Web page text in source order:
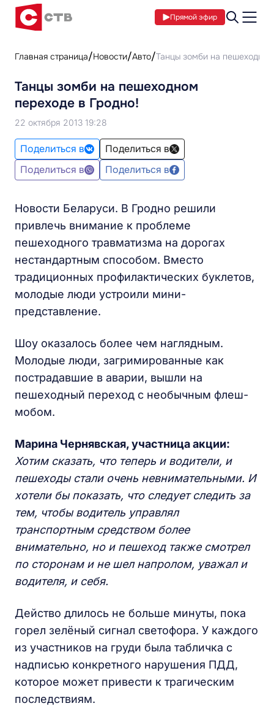
Прямой эфир
Главная страница Новости Авто Танцы зомби на
Танцы зомби на пешеходном
переходе в Гродно!
22 октября 2013 19:28
Поделиться в
Поделиться в
Поделиться в
Поделиться в
Новости Беларуси. В Гродно решили
привлечь внимание к проблеме
пешеходного травматизма на дорогах
нестандартным способом. Вместо
традиционных профилактических буклетов,
молодые люди устроили мини-
представление.
Шоу оказалось более чем наглядным.
Молодые люди, загримированные как
пострадавшие в аварии, вышли на
пешеходный переход с необычным флеш-
мобом.
Марина Чернявская, участница акции:
Хотим сказать, что теперь и водители, и
пешеходы стали очень невнимательными. И
хотели бы показать, что следует следить за
тем, чтобы водитель управлял
транспортным средством более
внимательно, но и пешеход также смотрел
по сторонам и не шел напролом, уважал и
водителя, и себя.
Действо длилось не больше минуты, пока
горел зелёный сигнал светофора. У каждого
из участников на груди была табличка с
надписью конкретного нарушения ПДД,
которое может привести к трагическим
последствиям.